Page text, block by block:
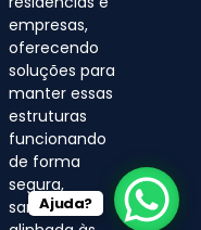
empresas,
oferecendo
soluções para
manter essas
estruturas
funcionando
de forma
segura,
sanitária e
Ajuda?